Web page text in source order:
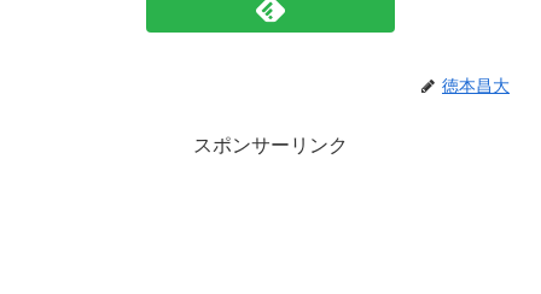
徳本昌大
スポンサーリンク